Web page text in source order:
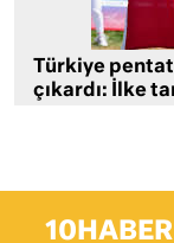
Türkiye
çıkardı: İlke